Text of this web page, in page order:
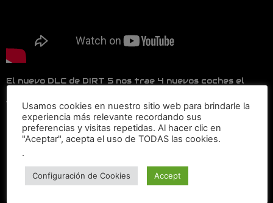
El nuevo DLC de DIRT 5 nos trae 4 nuevos coches el
1500 y el GMC Sierra Pre-Runner. Además de un nuevo
mapa de PLAYGROUNDS.
REQUISITOS DE DIRT 5 PC
Usamos cookies en nuestro sitio web para brindarle la
experiencia más relevante recordando sus
preferencias y visitas repetidas. Al hacer clic en
"Aceptar", acepta el uso de TODAS las cookies.
.
Configuración de Cookies Accept